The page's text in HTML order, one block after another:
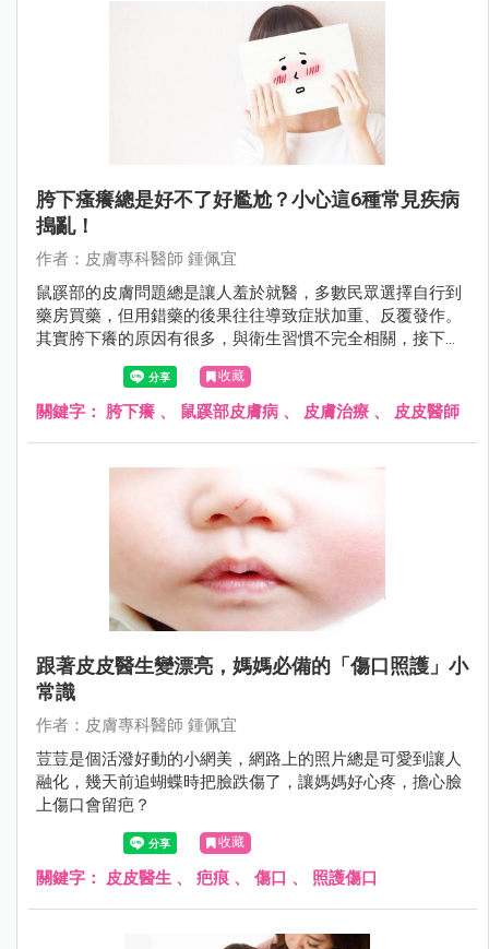
胯下瘙癢總是好不了好尷尬？小心這6種常見疾病
搗亂！
作者：皮膚專科醫師 鍾佩宜
鼠蹊部的皮膚問題總是讓人羞於就醫，多數民眾選擇自行到
藥房買藥，但用錯藥的後果往往導致症狀加重、反覆發作。
其實胯下癢的原因有很多，與衛生習慣不完全相關，接下來
皮皮醫師將帶大家了解各種胯下疾病，讓鼠蹊部的「羞羞
病」不再難以啟齒。
收藏
關鍵字： 胯下癢 、 鼠蹊部皮膚病 、 皮膚治療 、 皮皮醫師
跟著皮皮醫生變漂亮，媽媽必備的「傷口照護」小
常識
作者：皮膚專科醫師 鍾佩宜
荳荳是個活潑好動的小網美，網路上的照片總是可愛到讓人
融化，幾天前追蝴蝶時把臉跌傷了，讓媽媽好心疼，擔心臉
上傷口會留疤？
收藏
關鍵字： 皮皮醫生 、 疤痕 、 傷口 、 照護傷口